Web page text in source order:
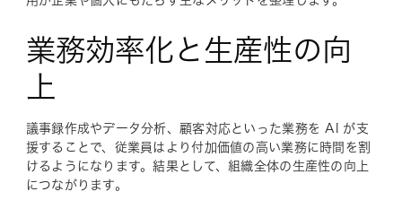
業務効率化と生産性の向
上
議事録作成やデータ分析、顧客対応といった業務を AI が支
援することで、従業員はより付加価値の高い業務に時間を割
けるようになります。結果として、組織全体の生産性の向上
につながります。